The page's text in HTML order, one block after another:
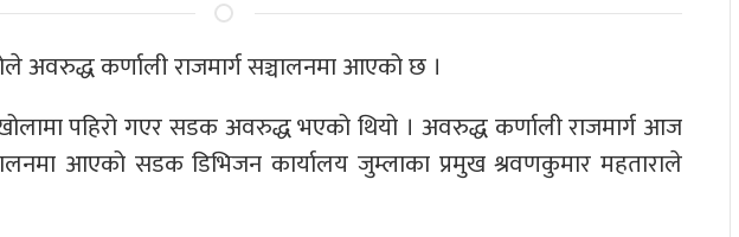
अवरुद्ध कर्णाली राजमार्ग सञ्चालनमा आएको छ ।
पहिरो गएर सडक अवरुद्ध भएको थियो । अवरुद्ध कर्णाली राजमार्ग आज
आएको सडक डिभिजन कार्यालय जुम्लाका प्रमुख श्रवणकुमार महताराले